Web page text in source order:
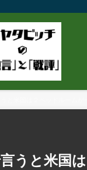
うと米国